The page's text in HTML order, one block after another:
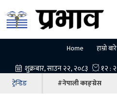
Home हाम्रो बारे
ट्रेन्डिङ #नेपाली काङ्ग्रेस